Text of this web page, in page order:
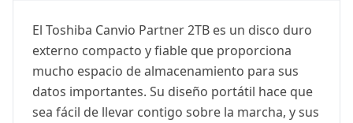
El Toshiba Canvio Partner 2TB es un disco duro
externo compacto y fiable que proporciona
mucho espacio de almacenamiento para sus
datos importantes. Su diseño portátil hace que
sea fácil de llevar contigo sobre la marcha, y sus